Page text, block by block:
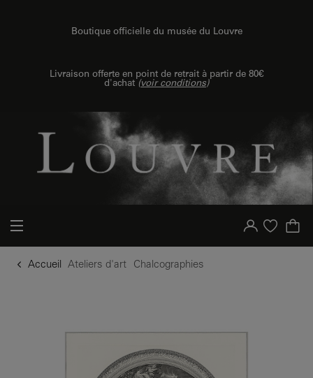
Boutique officielle du musée du Louvre
Livraison offerte en point de retrait à partir de 80€
d'achat (voir conditions)
Votre compte
Liste d'achat
Accueil Ateliers d'art Chalcographies